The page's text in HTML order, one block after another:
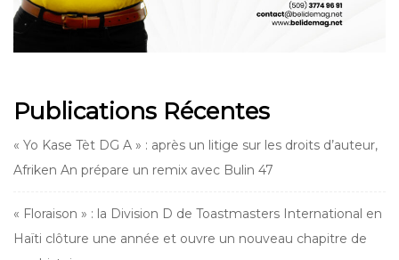
Publications Récentes
« Yo Kase Tèt DG A » : après un litige sur les droits d’auteur,
Afriken An prépare un remix avec Bulin 47
« Floraison » : la Division D de Toastmasters International en
Haïti clôture une année et ouvre un nouveau chapitre de